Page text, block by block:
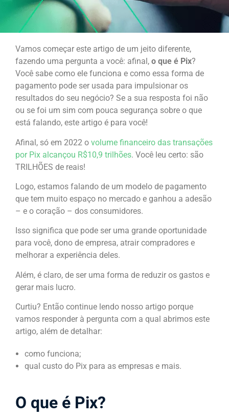
Vamos começar este artigo de um jeito diferente,
fazendo uma pergunta a você: afinal, o que é Pix?
Você sabe como ele funciona e como essa forma de
pagamento pode ser usada para impulsionar os
resultados do seu negócio? Se a sua resposta foi não
ou se foi um sim com pouca segurança sobre o que
está falando, este artigo é para você!
Afinal, só em 2022 o volume financeiro das transações
por Pix alcançou R$10,9 trilhões. Você leu certo: são
TRILHÕES de reais!
Logo, estamos falando de um modelo de pagamento
que tem muito espaço no mercado e ganhou a adesão
– e o coração – dos consumidores.
Isso significa que pode ser uma grande oportunidade
para você, dono de empresa, atrair compradores e
melhorar a experiência deles.
Além, é claro, de ser uma forma de reduzir os gastos e
gerar mais lucro.
Curtiu? Então continue lendo nosso artigo porque
vamos responder à pergunta com a qual abrimos este
artigo, além de detalhar:
como funciona;
qual custo do Pix para as empresas e mais.
O que é Pix?